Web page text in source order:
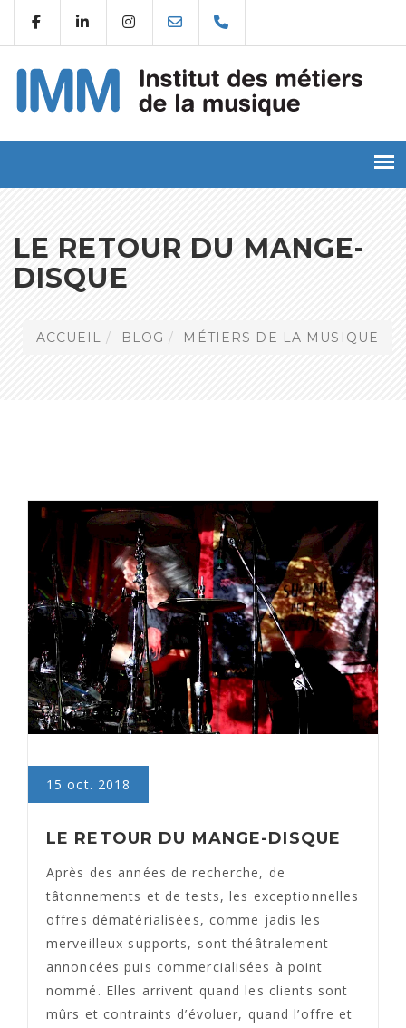
LE RETOUR DU MANGE-
DISQUE
ACCUEIL BLOG MÉTIERS DE LA MUSIQUE
15 oct. 2018
LE RETOUR DU MANGE-DISQUE
Après des années de recherche, de
tâtonnements et de tests, les exceptionnelles
offres dématérialisées, comme jadis les
merveilleux supports, sont théâtralement
annoncées puis commercialisées à point
nommé. Elles arrivent quand les clients sont
mûrs et contraints d’évoluer, quand l’offre et